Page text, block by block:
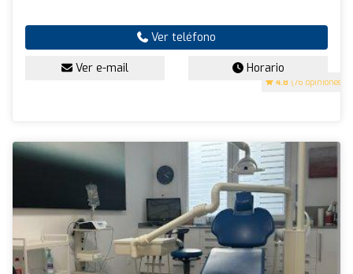
4.8 (76 opiniones)
Ver teléfono
Ver e-mail Horario